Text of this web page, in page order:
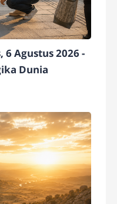
6 Agustus 2026 -
Dunia